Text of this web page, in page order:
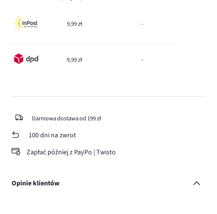
9,99 zł -
9,99 zł -
Darmowa dostawa od 199 zł
100 dni na zwrot
Zapłać później z PayPo | Twisto
Opinie klientów